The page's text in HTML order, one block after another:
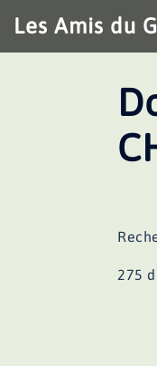
au
contenu
Les Amis du
275